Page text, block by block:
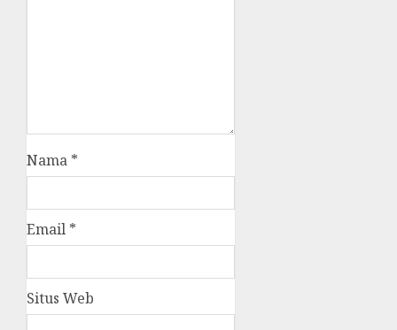
Nama *
Email *
Situs Web